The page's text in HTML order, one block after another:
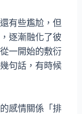
有些尷尬，但
逐漸融化了彼
一開始的敷衍
句話，有時候
感情關係「排